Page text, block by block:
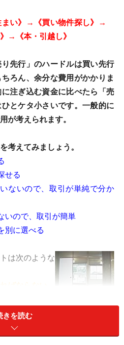
まい》→《買い物件探し》→
→《本・引越し》
先行」のハードルは買い先行
ろん、余分な費用がかかりま
注ぎ込む資金に比べたら「売
とケタ小さいです。一般的に
が考えられます。
考えてみましょう。
せる
ないので、取引が単純で分か
いので、取引が簡単
別に選べる
は次のような
らない
きを読む